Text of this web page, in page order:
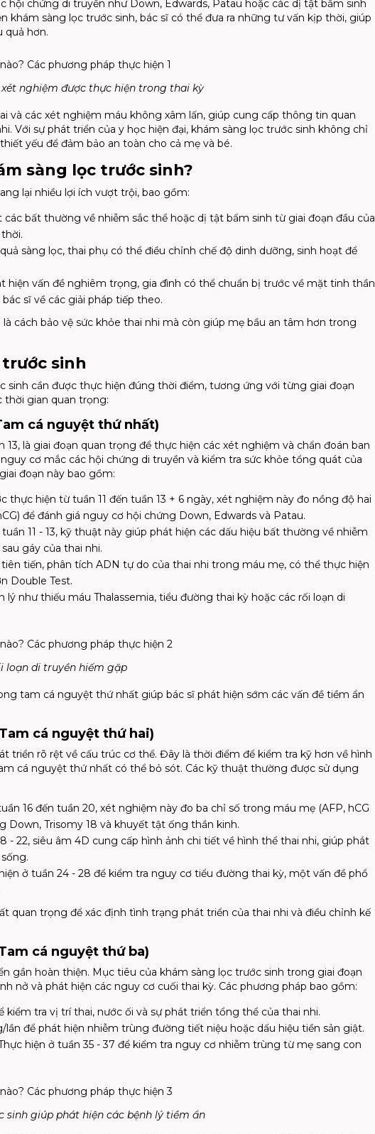
chứng di truyền như Down, Edwards, Patau hoặc các dị tật bẩm sinh
khám sàng lọc trước sinh, bác sĩ có thể đưa ra những tư vấn kịp thời, giúp
quả hơn.
nghiệm được thực hiện trong thai kỳ
và các xét nghiệm máu không xâm lấn, giúp cung cấp thông tin quan
Với sự phát triển của y học hiện đại, khám sàng lọc trước sinh không chỉ
yếu để đảm bảo an toàn cho cả mẹ và bé.
sàng lọc trước sinh?
lại nhiều lợi ích vượt trội, bao gồm:
các bất thường về nhiễm sắc thể hoặc dị tật bẩm sinh từ giai đoạn đầu của
sàng lọc, thai phụ có thể điều chỉnh chế độ dinh dưỡng, sinh hoạt để
hiện vấn đề nghiêm trọng, gia đình có thể chuẩn bị trước về mặt tinh thần
sĩ về các giải pháp tiếp theo.
cách bảo vệ sức khỏe thai nhi mà còn giúp mẹ bầu an tâm hơn trong
sinh
sinh cần được thực hiện đúng thời điểm, tương ứng với từng giai đoạn
thời gian quan trọng:
cá nguyệt thứ nhất)
là giai đoạn quan trọng để thực hiện các xét nghiệm và chẩn đoán ban
cơ mắc các hội chứng di truyền và kiểm tra sức khỏe tổng quát của
đoạn này bao gồm:
thực hiện từ tuần 11 đến tuần 13 + 6 ngày, xét nghiệm này đo nồng độ hai
để đánh giá nguy cơ hội chứng Down, Edwards và Patau.
11 - 13, kỹ thuật này giúp phát hiện các dấu hiệu bất thường về nhiễm
gáy của thai nhi.
tiến, phân tích ADN tự do của thai nhi trong máu mẹ, có thể thực hiện
Double Test.
lý như thiếu máu Thalassemia, tiểu đường thai kỳ hoặc các rối loạn di
loạn di truyền hiếm gặp
tam cá nguyệt thứ nhất giúp bác sĩ phát hiện sớm các vấn đề tiềm ẩn
cá nguyệt thứ hai)
triển rõ rệt về cấu trúc cơ thể. Đây là thời điểm để kiểm tra kỹ hơn về hình
cá nguyệt thứ nhất có thể bỏ sót. Các kỹ thuật thường được sử dụng
16 đến tuần 20, xét nghiệm này đo ba chỉ số trong máu mẹ (AFP, hCG
Down, Trisomy 18 và khuyết tật ống thần kinh.
- 22, siêu âm 4D cung cấp hình ảnh chi tiết về hình thể thai nhi, giúp phát
ở tuần 24 - 28 để kiểm tra nguy cơ tiểu đường thai kỳ, một vấn đề phổ
quan trọng để xác định tình trạng phát triển của thai nhi và điều chỉnh kế
cá nguyệt thứ ba)
gần hoàn thiện. Mục tiêu của khám sàng lọc trước sinh trong giai đoạn
nở và phát hiện các nguy cơ cuối thai kỳ. Các phương pháp bao gồm:
kiểm tra vị trí thai, nước ối và sự phát triển tổng thể của thai nhi.
lần để phát hiện nhiễm trùng đường tiết niệu hoặc dấu hiệu tiền sản giật.
hiện ở tuần 35 - 37 để kiểm tra nguy cơ nhiễm trùng từ mẹ sang con
giúp phát hiện các bệnh lý tiềm ẩn